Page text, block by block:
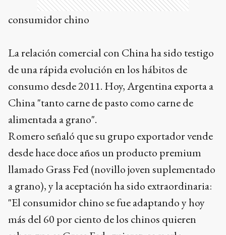
consumidor chino
La relación comercial con China ha sido testigo
de una rápida evolución en los hábitos de
consumo desde 2011. Hoy, Argentina exporta a
China "tanto carne de pasto como carne de
alimentada a grano".
Romero señaló que su grupo exportador vende
desde hace doce años un producto premium
llamado Grass Fed (novillo joven suplementado
a grano), y la aceptación ha sido extraordinaria:
"El consumidor chino se fue adaptando y hoy
más del 60 por ciento de los chinos quieren